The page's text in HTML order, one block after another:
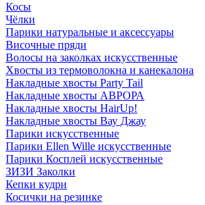
Косы
Чёлки
Парики натуральные и аксессуары
Височные пряди
Волосы на заколках искусственные
Хвосты из термоволокна и канекалона
Накладные хвосты Party Tail
Накладные хвосты АВРОРА
Накладные хвосты HairUp!
Накладные хвосты Вау Джау
Парики искусственные
Парики Ellen Wille искусственные
Парики Косплей искусственные
ЗИЗИ Заколки
Кепки кудри
Косички на резинке